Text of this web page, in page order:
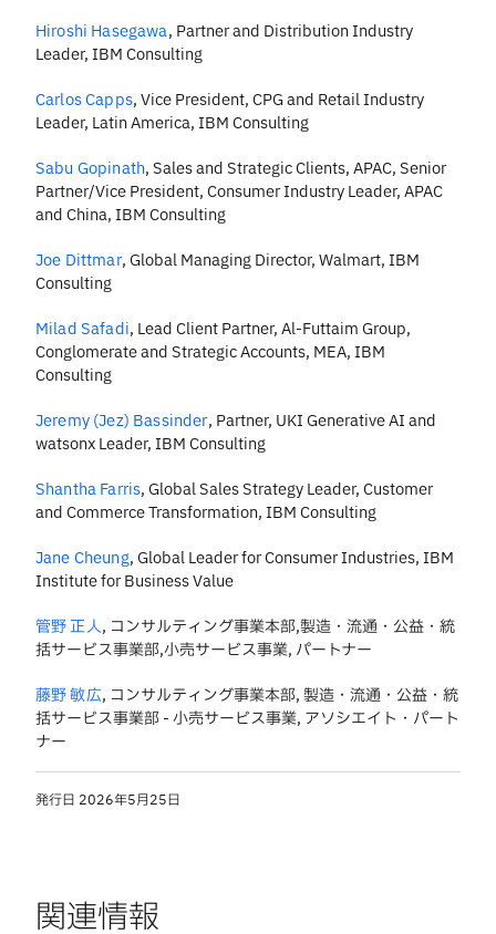
Hiroshi Hasegawa, Partner and Distribution Industry
Leader, IBM Consulting
Carlos Capps,Vice President, CPG and Retail Industry
Leader, Latin America, IBM Consulting
Sabu Gopinath,Sales and Strategic Clients, APAC, Senior
Partner/Vice President, Consumer Industry Leader, APAC
and China, IBM Consulting
Joe Dittmar,Global Managing Director, Walmart, IBM
Consulting
Milad Safadi, Lead Client Partner, Al-Futtaim Group,
Conglomerate and Strategic Accounts, MEA, IBM
Consulting
Jeremy (Jez) Bassinder, Partner, UKI Generative AI and
watsonx Leader, IBM Consulting
Shantha Farris,Global Sales Strategy Leader, Customer
and Commerce Transformation, IBM Consulting
Jane Cheung,Global Leader for Consumer Industries, IBM
Institute for Business Value
管野 正人, コンサルティング事業本部,製造・流通・公益・統
括サービス事業部,小売サービス事業, パートナー
藤野 敏広, コンサルティング事業本部, 製造・流通・公益・統
括サービス事業部 - 小売サービス事業, アソシエイト・パート
ナー
発行日 2026年5月25日
関連情報